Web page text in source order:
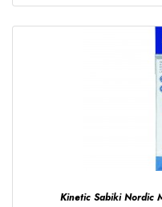
Kinetic Sabiki Nordic